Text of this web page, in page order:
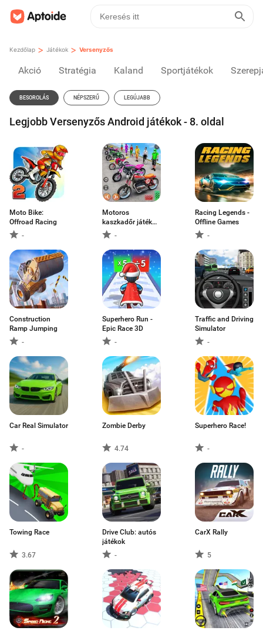
Kezdőlap > Játékok > Versenyzős
Akció Stratégia Kaland Sportjátékok
BESOROLÁS NÉPSZERŰ LEGÚJABB
Legjobb Versenyzős Android játékok - 8. oldal
Moto Bike:
Offroad Racing
-
Motoros
kaszkadőr játék
3D -
Racing Legends -
Offline Games
-
Construction
Ramp Jumping
-
Superhero Run -
Epic Race 3D
-
Traffic and Driving
Simulator
-
Car Real Simulator
-
Zombie Derby
4.74
Superhero Race!
-
Towing Race
3.67
Drive Club: autós
játékok
-
CarX Rally
5